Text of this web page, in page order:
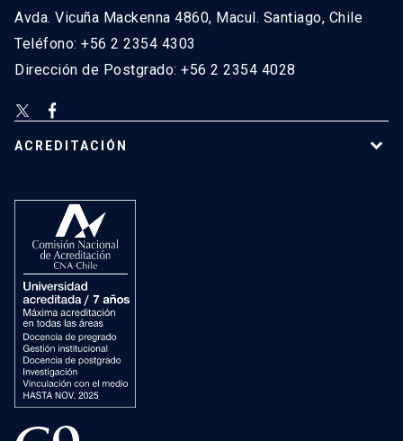
Avda. Vicuña Mackenna 4860, Macul. Santiago, Chile
Teléfono: +56 2 2354 4303
Dirección de Postgrado: +56 2 2354 4028
ACREDITACIÓN